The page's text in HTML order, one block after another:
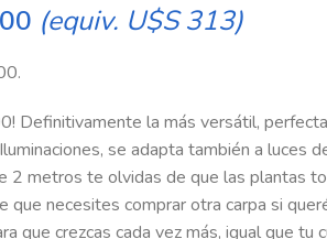
(equiv. U$S 313)
Definitivamente la más versátil,
se adapta también a luces
2 metros te olvidas de que las plantas
que necesites comprar otra carpa si
que crezcas cada vez más, igual que tu